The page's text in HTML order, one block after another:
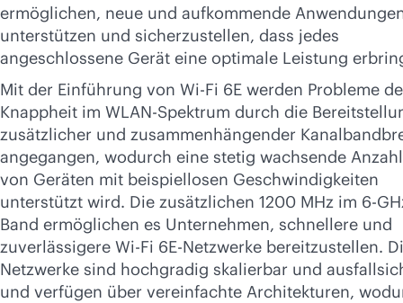
ermöglichen, neue und aufkommende
unterstützen und sicherzustellen, dass jedes
angeschlossene Gerät eine optimale Leistung
Mit der Einführung von Wi-Fi 6E werden Probleme
Knappheit im WLAN-Spektrum durch die
zusätzlicher und zusammenhängender
angegangen, wodurch eine stetig wachsende Anzahl
von Geräten mit beispiellosen Geschwindigkeiten
unterstützt wird. Die zusätzlichen 1200 MHz im 6-
Band ermöglichen es Unternehmen, schnellere und
zuverlässigere Wi-Fi 6E-Netzwerke bereitzustellen.
Netzwerke sind hochgradig skalierbar und
und verfügen über vereinfachte Architekturen,